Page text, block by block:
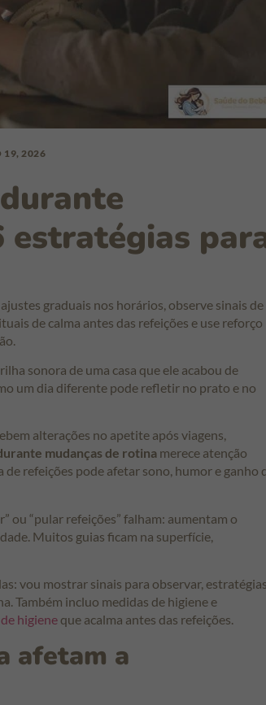
19, 2026
estratégias
graduais nos horários, observe sinais de
de calma antes das refeições e use reforço
sonora de uma casa que ele acabou de
um dia diferente pode refletir no prato e no
alterações no apetite após viagens,
mudanças de rotina merece atenção
refeições pode afetar sono, humor e ganho
ou “pular refeições” falham: aumentam o
Muitos guias ficam na superfície,
vou mostrar sinais para observar, estratégias
Também incluo medidas de higiene e
higiene que acalma antes das refeições.
afetam a